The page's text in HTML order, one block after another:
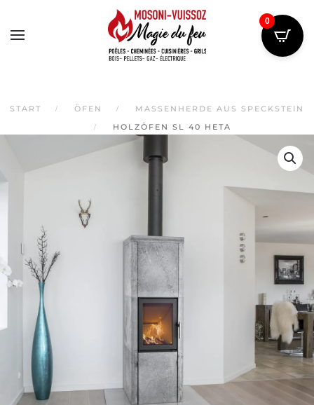
START ÖFEN
MASSENHERDE AUS SPECKSTEIN
HOLZÖFEN SL 40 HETA
0